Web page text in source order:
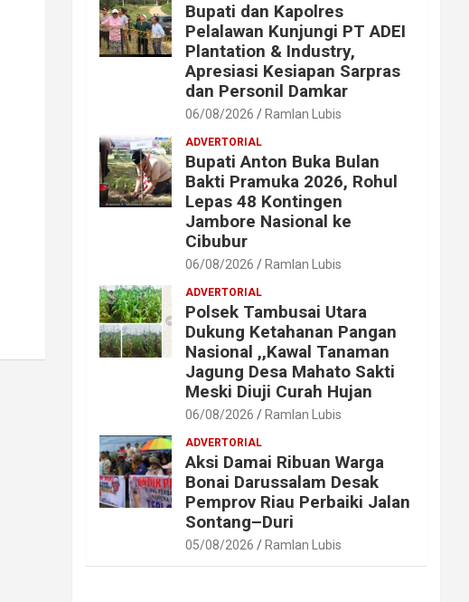
Bupati dan Kapolres
Pelalawan Kunjungi PT ADEI
Plantation & Industry,
Apresiasi Kesiapan Sarpras
dan Personil Damkar
06/08/2026 Ramlan Lubis
ADVERTORIAL
Bupati Anton Buka Bulan
Bakti Pramuka 2026, Rohul
Lepas 48 Kontingen
Jambore Nasional ke
Cibubur
06/08/2026 Ramlan Lubis
ADVERTORIAL
Polsek Tambusai Utara
Dukung Ketahanan Pangan
Nasional ,,Kawal Tanaman
Jagung Desa Mahato Sakti
Meski Diuji Curah Hujan
06/08/2026 Ramlan Lubis
ADVERTORIAL
Aksi Damai Ribuan Warga
Bonai Darussalam Desak
Pemprov Riau Perbaiki Jalan
Sontang–Duri
05/08/2026 Ramlan Lubis